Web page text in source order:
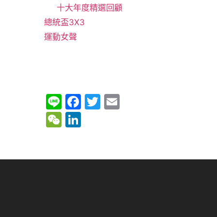
十大年度精選回顧
總統盃3X3
運動女聲
Li
n
e
F
b
T
W
h e